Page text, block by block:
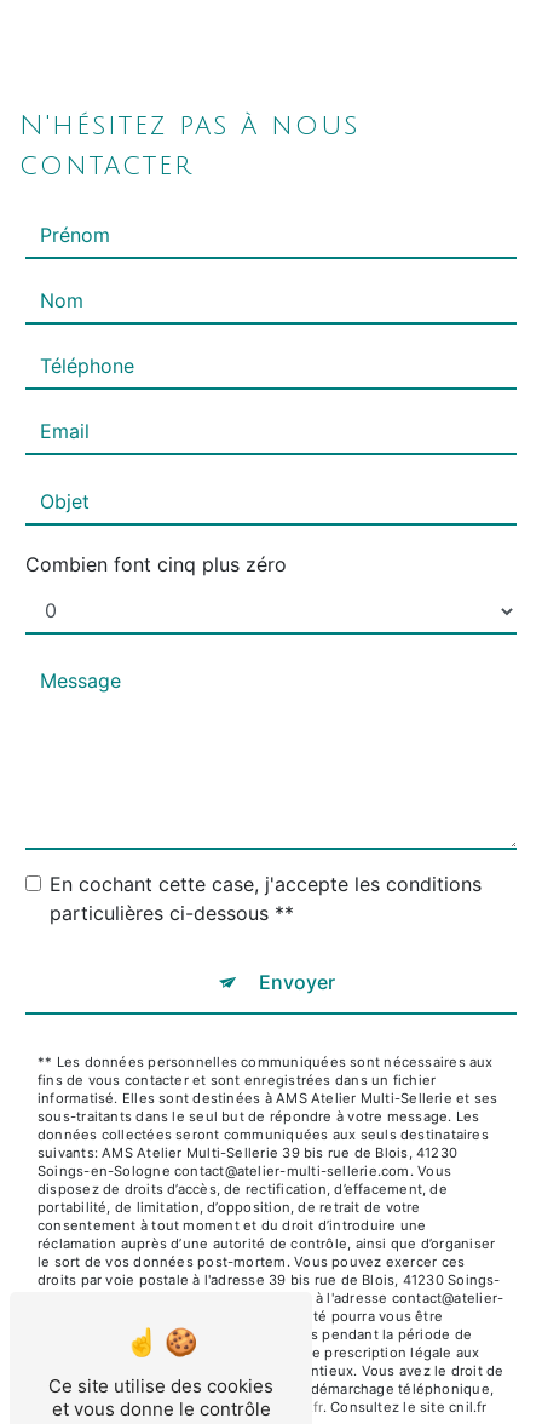
N'hésitez pas à nous
contacter
Combien font cinq plus zéro
En cochant cette case, j'accepte les conditions
particulières ci-dessous **
Envoyer
** Les données personnelles communiquées sont nécessaires aux
fins de vous contacter et sont enregistrées dans un fichier
informatisé. Elles sont destinées à AMS Atelier Multi-Sellerie et ses
sous-traitants dans le seul but de répondre à votre message. Les
données collectées seront communiquées aux seuls destinataires
suivants: AMS Atelier Multi-Sellerie 39 bis rue de Blois, 41230
Soings-en-Sologne contact@atelier-multi-sellerie.com. Vous
disposez de droits d’accès, de rectification, d’effacement, de
portabilité, de limitation, d’opposition, de retrait de votre
consentement à tout moment et du droit d’introduire une
réclamation auprès d’une autorité de contrôle, ainsi que d’organiser
le sort de vos données post-mortem. Vous pouvez exercer ces
droits par voie postale à l'adresse 39 bis rue de Blois, 41230 Soings-
en-Sologne ou par courrier électronique à l'adresse contact@atelier-
multi-sellerie.com. Un justificatif d'identité pourra vous être
demandé. Nous conservons vos données pendant la période de
prise de contact puis pendant la durée de prescription légale aux
fins probatoires et de gestion des contentieux. Vous avez le droit de
vous inscrire sur la liste d'opposition au démarchage téléphonique,
disponible à cette adresse: Bloctel.gouv.fr. Consultez le site cnil.fr
Ce site utilise des cookies
et vous donne le contrôle